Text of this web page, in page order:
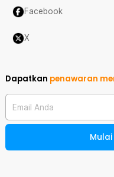
Facebook
X
Dapatkan penawaran
Email Anda